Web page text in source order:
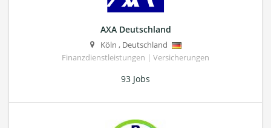
AXA Deutschland
Köln , Deutschland
Finanzdienstleistungen | Versicherungen
93 Jobs